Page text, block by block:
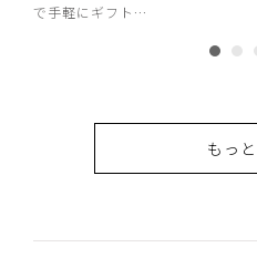
で手軽にギフト…
もっ